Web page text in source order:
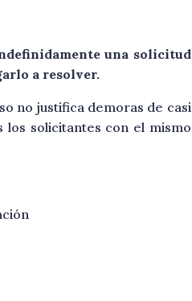
una solicitud
a resolver.
no justifica demoras de casi
los solicitantes con el mismo